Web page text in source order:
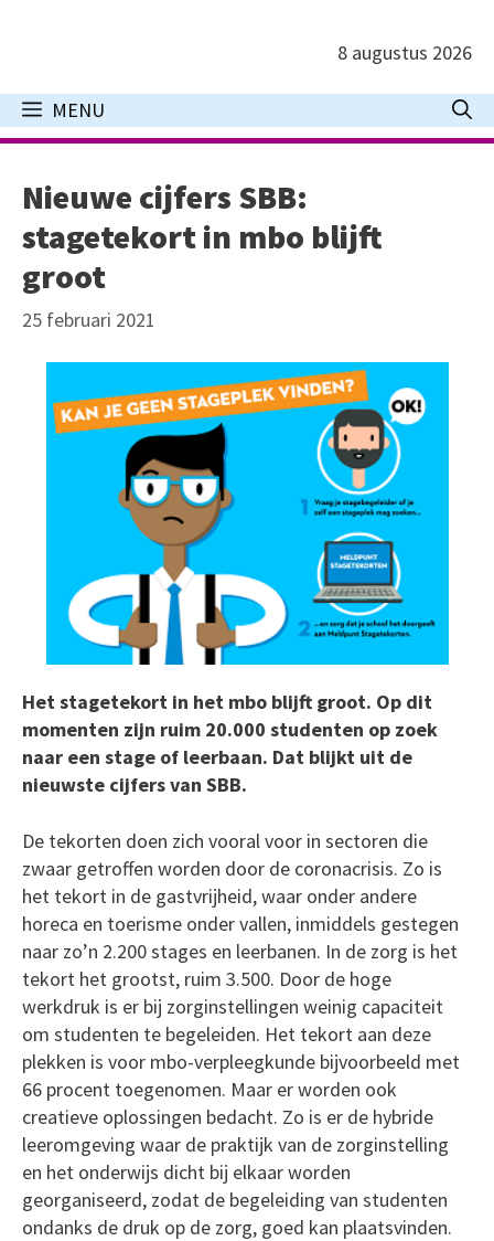
inhoud
8 augustus 2026
MENU
Nieuwe cijfers SBB:
stagetekort in mbo blijft
groot
25 februari 2021
Het stagetekort in het mbo blijft groot. Op dit
momenten zijn ruim 20.000 studenten op zoek
naar een stage of leerbaan. Dat blijkt uit de
nieuwste cijfers van SBB.
De tekorten doen zich vooral voor in sectoren die
zwaar getroffen worden door de coronacrisis. Zo is
het tekort in de gastvrijheid, waar onder andere
horeca en toerisme onder vallen, inmiddels gestegen
naar zo’n 2.200 stages en leerbanen. In de zorg is het
tekort het grootst, ruim 3.500. Door de hoge
werkdruk is er bij zorginstellingen weinig capaciteit
om studenten te begeleiden. Het tekort aan deze
plekken is voor mbo-verpleegkunde bijvoorbeeld met
66 procent toegenomen. Maar er worden ook
creatieve oplossingen bedacht. Zo is er de hybride
leeromgeving waar de praktijk van de zorginstelling
en het onderwijs dicht bij elkaar worden
georganiseerd, zodat de begeleiding van studenten
ondanks de druk op de zorg, goed kan plaatsvinden.